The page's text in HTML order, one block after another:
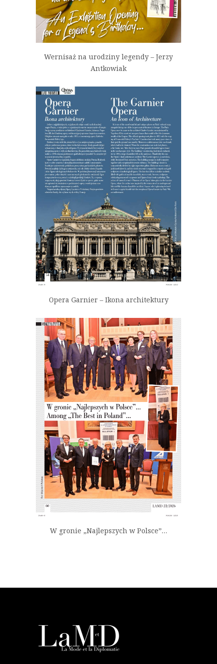
Wernisaż na urodziny legendy – Jerzy
Antkowiak
Opera Garnier – Ikona architektury
W gronie „Najlepszych w Polsce”…